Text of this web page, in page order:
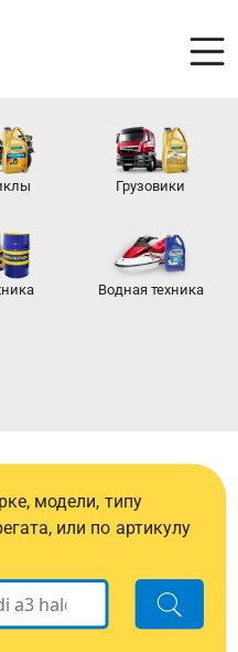
Грузовики
Водная техника
модели, типу
или по артикулу